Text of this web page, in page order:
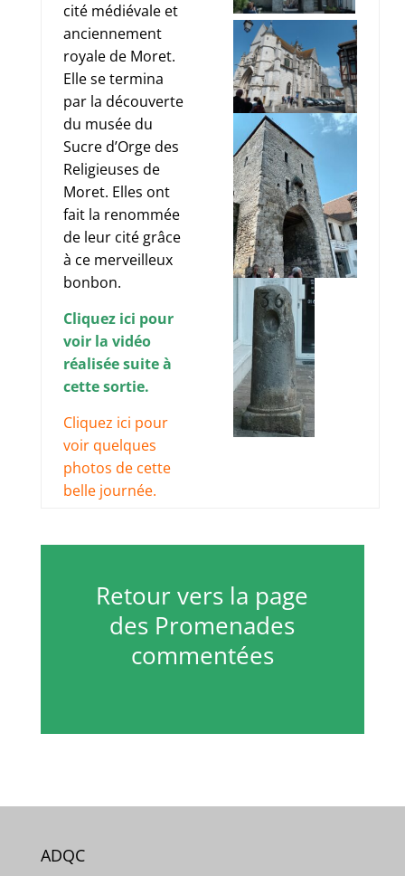
cité médiévale et
anciennement
royale de Moret.
Elle se termina
par la découverte
du musée du
Sucre d’Orge des
Religieuses de
Moret. Elles ont
fait la renommée
de leur cité grâce
à ce merveilleux
bonbon.
Cliquez ici pour
voir la vidéo
réalisée suite à
cette sortie.
Cliquez ici pour
voir quelques
photos de cette
belle journée.
Retour vers la page
des Promenades
commentées
ADQC